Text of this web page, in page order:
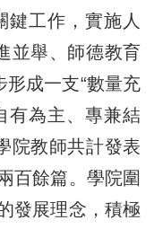
鍵工作，實施人
並舉、師德教育
形成一支“數量充
有為主、專兼結
院教師共計發表
百餘篇。學院圍
發展理念，積極